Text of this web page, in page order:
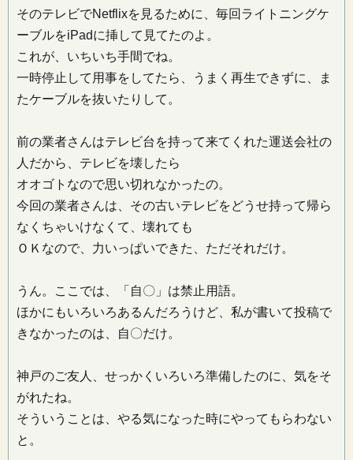
そのテレビでNetflixを見るために、毎回ライトニングケ
ーブルをiPadに挿して見てたのよ。
これが、いちいち手間でね。
一時停止して用事をしてたら、うまく再生できずに、ま
たケーブルを抜いたりして。
前の業者さんはテレビ台を持って来てくれた運送会社の
人だから、テレビを壊したら
オオゴトなので思い切れなかったの。
今回の業者さんは、その古いテレビをどうせ持って帰ら
なくちゃいけなくて、壊れても
ＯＫなので、力いっぱいできた、ただそれだけ。
うん。ここでは、「自〇」は禁止用語。
ほかにもいろいろあるんだろうけど、私が書いて投稿で
きなかったのは、自〇だけ。
神戸のご友人、せっかくいろいろ準備したのに、気をそ
がれたね。
そういうことは、やる気になった時にやってもらわない
と。